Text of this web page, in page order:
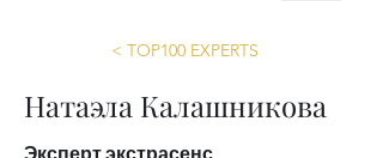
< TOP100 EXPERTS
Натаэла Калашникова
Эксперт экстрасенс